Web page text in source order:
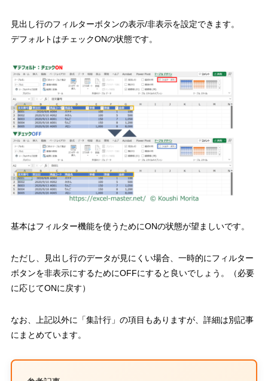
見出し行のフィルターボタンの表示/非表示を設定できます。
デフォルトはチェックONの状態です。
基本はフィルター機能を使うためにONの状態が望ましいです。
ただし、見出し行のデータが見にくい場合、一時的にフィルター
ボタンを非表示にするためにOFFにすると良いでしょう。（必要
に応じてONに戻す）
なお、上記以外に「集計行」の項目もありますが、詳細は別記事
にまとめています。